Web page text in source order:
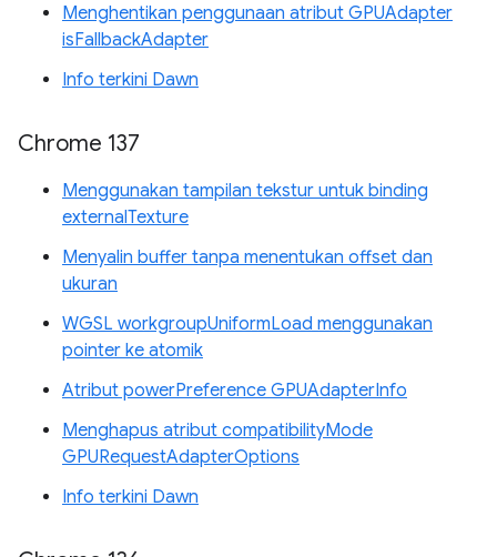
Menghentikan penggunaan atribut GPUAdapter
isFallbackAdapter
Info terkini Dawn
Chrome 137
Menggunakan tampilan tekstur untuk binding
externalTexture
Menyalin buffer tanpa menentukan offset dan
ukuran
WGSL workgroupUniformLoad menggunakan
pointer ke atomik
Atribut powerPreference GPUAdapterInfo
Menghapus atribut compatibilityMode
GPURequestAdapterOptions
Info terkini Dawn